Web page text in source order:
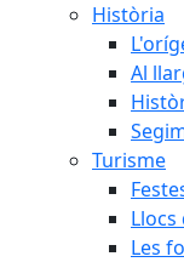
Història
Al
Turisme
Les